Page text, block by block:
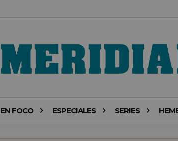
EN FOCO ESPECIALES SERIES